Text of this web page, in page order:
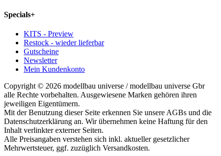
Specials+
KITS - Preview
Restock - wieder lieferbar
Gutscheine
Newsletter
Mein Kundenkonto
Copyright © 2026 modellbau universe / modellbau universe Gbr
alle Rechte vorbehalten. Ausgewiesene Marken gehören ihren
jeweiligen Eigentümern.
Mit der Benutzung dieser Seite erkennen Sie unsere AGBs und die
Datenschutzerklärung an. Wir übernehmen keine Haftung für den
Inhalt verlinkter externer Seiten.
Alle Preisangaben verstehen sich inkl. aktueller gesetzlicher
Mehrwertsteuer, ggf. zuzüglich Versandkosten.